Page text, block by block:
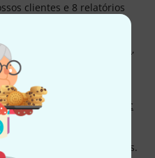
clientes e 8 relatórios
são um dos mais
nas categorias
,
de luzes
de transporte
é o produto
Roadworx Mic
já vendemos mais de
são as mais visitadas.